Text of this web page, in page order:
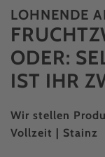
LOHNENDE
ODER:
IST IHR
Wir stellen
Vollzeit | Stainz